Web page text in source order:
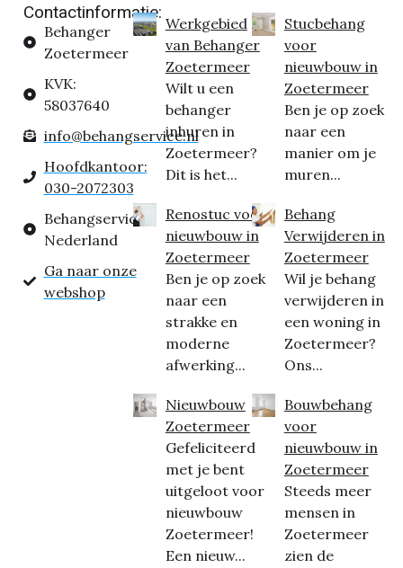
Contactinformatie:
Behanger
Zoetermeer
KVK:
58037640
info@behangservice.nl
Hoofdkantoor:
030-2072303
Behangservice
Nederland
Ga naar onze
webshop
Werkgebied
van Behanger
Zoetermeer
Wilt u een
behanger
inhuren in
Zoetermeer?
Dit is het...
Renostuc voor
nieuwbouw in
Zoetermeer
Ben je op zoek
naar een
strakke en
moderne
afwerking...
Nieuwbouw
Zoetermeer
Gefeliciteerd
met je bent
uitgeloot voor
nieuwbouw
Zoetermeer!
Een nieuw...
Stucbehang
voor
nieuwbouw in
Zoetermeer
Ben je op zoek
naar een
manier om je
muren...
Behang
Verwijderen in
Zoetermeer
Wil je behang
verwijderen in
een woning in
Zoetermeer?
Ons...
Bouwbehang
voor
nieuwbouw in
Zoetermeer
Steeds meer
mensen in
Zoetermeer
zien de